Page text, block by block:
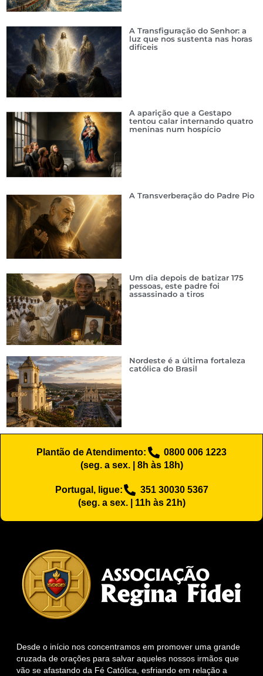
A Transfiguração do Senhor: a
luz que nos sustenta nas horas
difíceis
A aparição que a Gestapo
tentou calar internando quatro
meninas num hospício
A Transverberação do Padre Pio
Um dia depois de batizar 175
pessoas, este padre foi
assassinado a tiros
Nordeste é a última fortaleza
católica do Brasil
Plantão de Atendimento:
0800 006 1223
(seg. a sex. | 8h às 18h)
Portugal, ligue:
351 30030 5367
(seg. a sex. | 11h às 21h)
Desde o início nos concentramos em promover uma grande
cruzada de orações para salvar aqueles nossos irmãos que
vão se afastando da Fé Católica, esfriando em relação a